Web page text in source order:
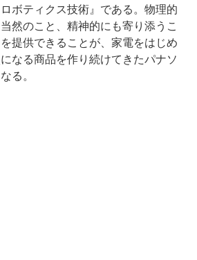
ボティクス技術』である。物理的
然のこと、精神的にも寄り添うこ
提供できることが、家電をはじめ
なる商品を作り続けてきたパナソ
る。